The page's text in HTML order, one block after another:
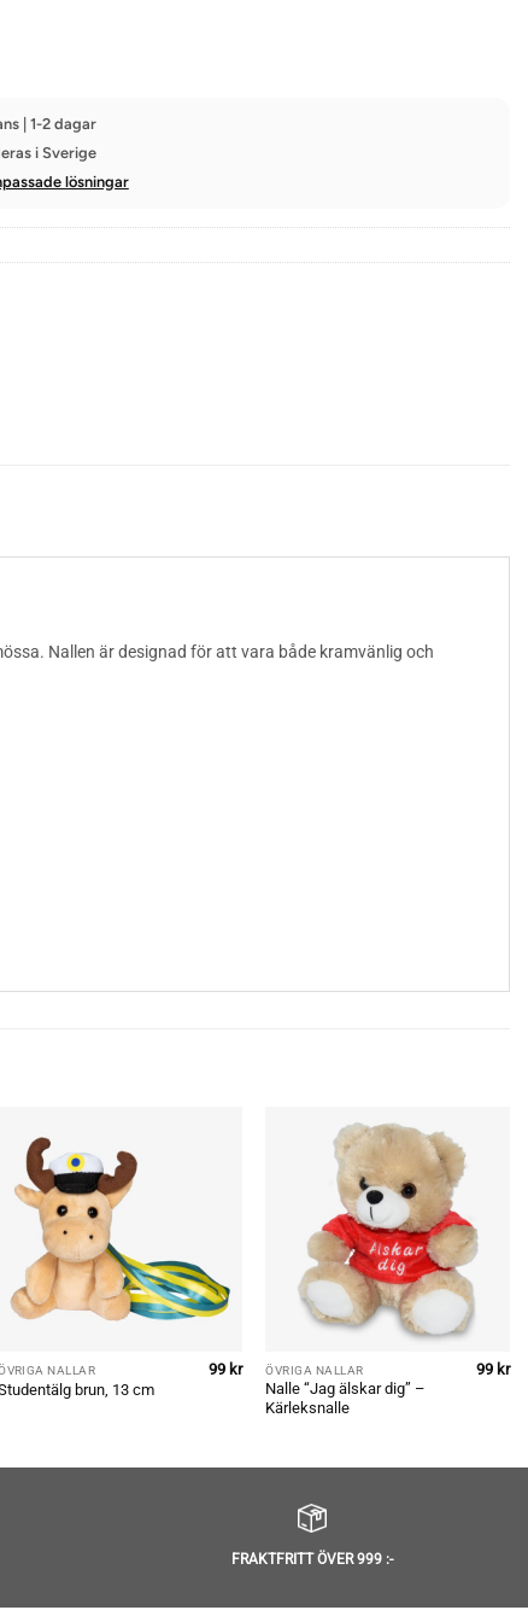
| 1-2 dagar
i Sverige
lösningar
Nallen är designad för att vara både kramvänlig och
NALLAR
brun, 13 cm
99 kr ÖVRIGA NALLAR
Nalle “Jag älskar dig” –
Kärleksnalle
99 kr
FRAKTFRITT ÖVER 999 :-